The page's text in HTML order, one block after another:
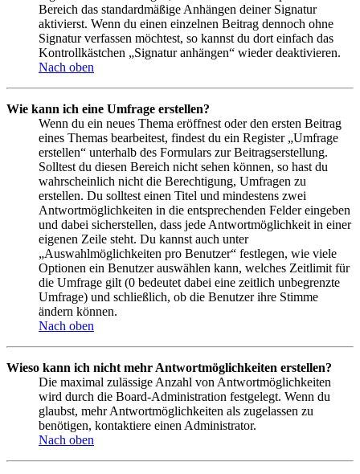
Bereich das standardmäßige Anhängen deiner Signatur
aktivierst. Wenn du einen einzelnen Beitrag dennoch ohne
Signatur verfassen möchtest, so kannst du dort einfach das
Kontrollkästchen „Signatur anhängen“ wieder deaktivieren.
Nach oben
Wie kann ich eine Umfrage erstellen?
Wenn du ein neues Thema eröffnest oder den ersten Beitrag
eines Themas bearbeitest, findest du ein Register „Umfrage
erstellen“ unterhalb des Formulars zur Beitragserstellung.
Solltest du diesen Bereich nicht sehen können, so hast du
wahrscheinlich nicht die Berechtigung, Umfragen zu
erstellen. Du solltest einen Titel und mindestens zwei
Antwortmöglichkeiten in die entsprechenden Felder eingeben
und dabei sicherstellen, dass jede Antwortmöglichkeit in einer
eigenen Zeile steht. Du kannst auch unter
„Auswahlmöglichkeiten pro Benutzer“ festlegen, wie viele
Optionen ein Benutzer auswählen kann, welches Zeitlimit für
die Umfrage gilt (0 bedeutet dabei eine zeitlich unbegrenzte
Umfrage) und schließlich, ob die Benutzer ihre Stimme
ändern können.
Nach oben
Wieso kann ich nicht mehr Antwortmöglichkeiten erstellen?
Die maximal zulässige Anzahl von Antwortmöglichkeiten
wird durch die Board-Administration festgelegt. Wenn du
glaubst, mehr Antwortmöglichkeiten als zugelassen zu
benötigen, kontaktiere einen Administrator.
Nach oben